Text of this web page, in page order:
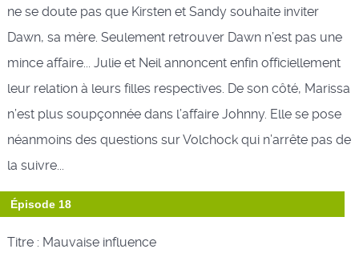
ne se doute pas que Kirsten et Sandy souhaite inviter
Dawn, sa mère. Seulement retrouver Dawn n’est pas une
mince affaire... Julie et Neil annoncent enfin officiellement
leur relation à leurs filles respectives. De son côté, Marissa
n’est plus soupçonnée dans l’affaire Johnny. Elle se pose
néanmoins des questions sur Volchock qui n’arrête pas de
la suivre...
Épisode 18
Titre : Mauvaise influence